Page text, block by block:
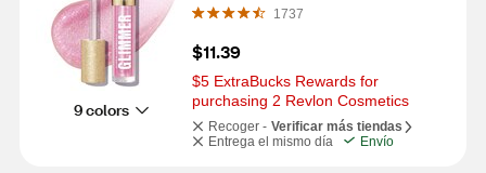
9 colors
1737
$11.39
$5 ExtraBucks Rewards for
purchasing 2 Revlon Cosmetics
Recoger - Verificar más tiendas
Entrega el mismo día
Envío